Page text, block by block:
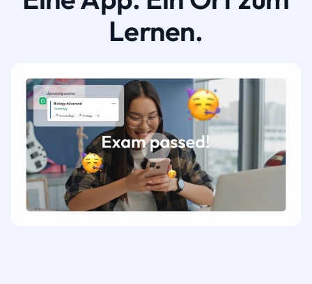
Lernen.